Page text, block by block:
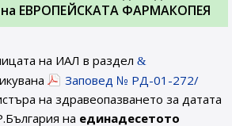
на ЕВРОПЕЙСКАТА ФАРМАКОПЕЯ
на ИАЛ в раздел
Заповед № РД-01-272/
на здравеопазването за датата
на единадесетото